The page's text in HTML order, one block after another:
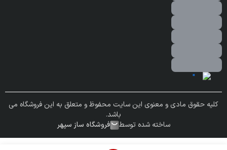
کلیه حقوق مادی و معنوی این سایت محفوظ و متعلق به این فروشگاه می
باشد.
ساخته شده توسط
فروشگاه ساز سپهر